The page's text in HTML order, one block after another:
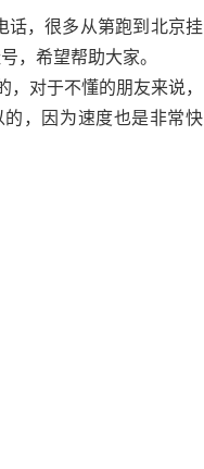
话，很多从第跑到北京挂
，希望帮助大家。
对于不懂的朋友来说，
，因为速度也是非常快